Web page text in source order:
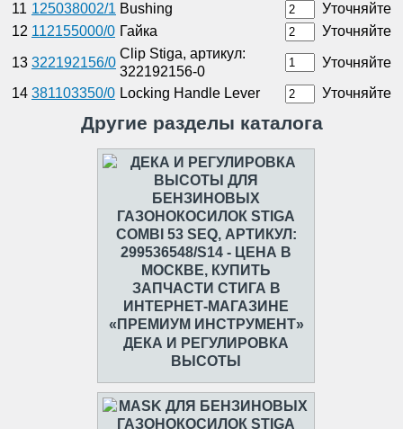
11 125038002/1 Bushing
Уточняйте
12 112155000/0 Гайка Уточняйте
13 322192156/0
Clip Stiga, артикул:
322192156-0
Уточняйте
14 381103350/0 Locking Handle Lever Уточняйте
Другие разделы каталога
ДЕКА И РЕГУЛИРОВКА
ВЫСОТЫ